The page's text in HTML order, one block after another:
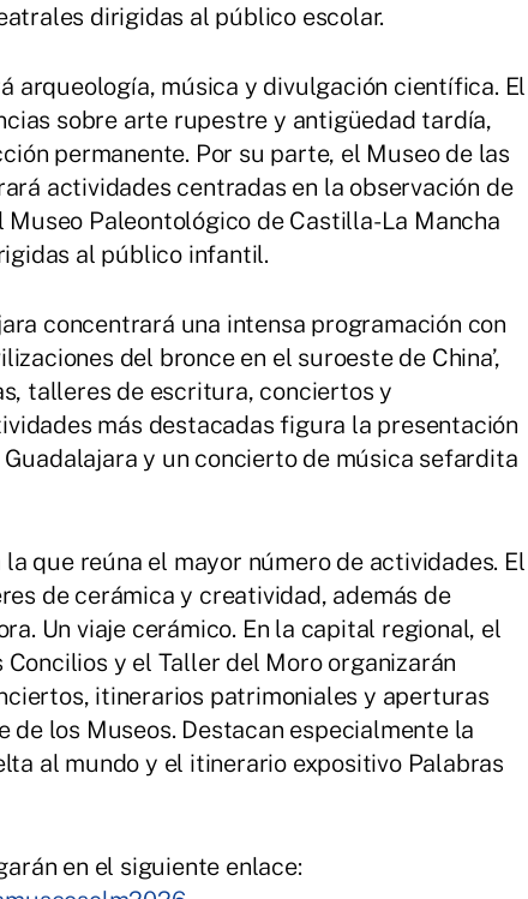
dirigidas al público escolar.
arqueología, música y divulgación científica. El
sobre arte rupestre y antigüedad tardía,
permanente. Por su parte, el Museo de las
actividades centradas en la observación de
Paleontológico de Castilla-La Mancha
al público infantil.
concentrará una intensa programación con
del bronce en el suroeste de China’,
talleres de escritura, conciertos y
más destacadas figura la presentación
y un concierto de música sefardita
que reúna el mayor número de actividades. El
de cerámica y creatividad, además de
Un viaje cerámico. En la capital regional, el
y el Taller del Moro organizarán
itinerarios patrimoniales y aperturas
los Museos. Destacan especialmente la
al mundo y el itinerario expositivo Palabras
en el siguiente enlace: